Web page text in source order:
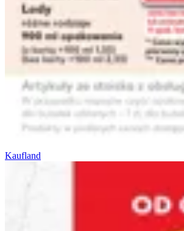
Kaufland